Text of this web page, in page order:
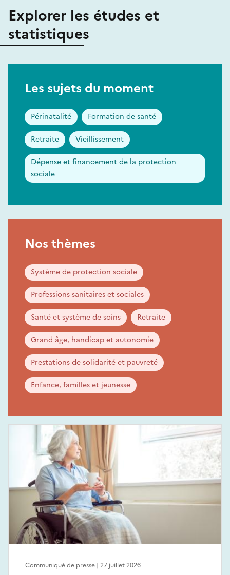
Explorer les études et
statistiques
Les sujets du moment
Périnatalité Formation de santé
Retraite Vieillissement
Dépense et financement de la protection
sociale
Nos thèmes
Système de protection sociale
Professions sanitaires et sociales
Santé et système de soins Retraite
Grand âge, handicap et autonomie
Prestations de solidarité et pauvreté
Enfance, familles et jeunesse
Communiqué de presse | 27 juillet 2026